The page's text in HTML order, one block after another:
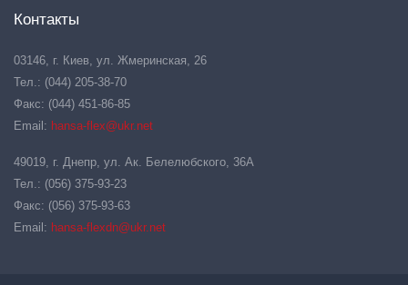
Контакты
03146, г. Киев, ул. Жмеринская, 26
Тел.: (044) 205-38-70
Факс: (044) 451-86-85
Email: hansa-flex@ukr.net
49019, г. Днепр, ул. Ак. Белелюбского, 36А
Тел.: (056) 375-93-23
Факс: (056) 375-93-63
Email: hansa-flexdn@ukr.net